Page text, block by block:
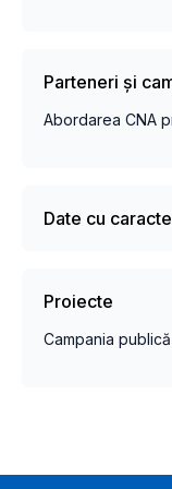
Parteneri și
Abordarea CNA
Date cu
Proiecte
Campania